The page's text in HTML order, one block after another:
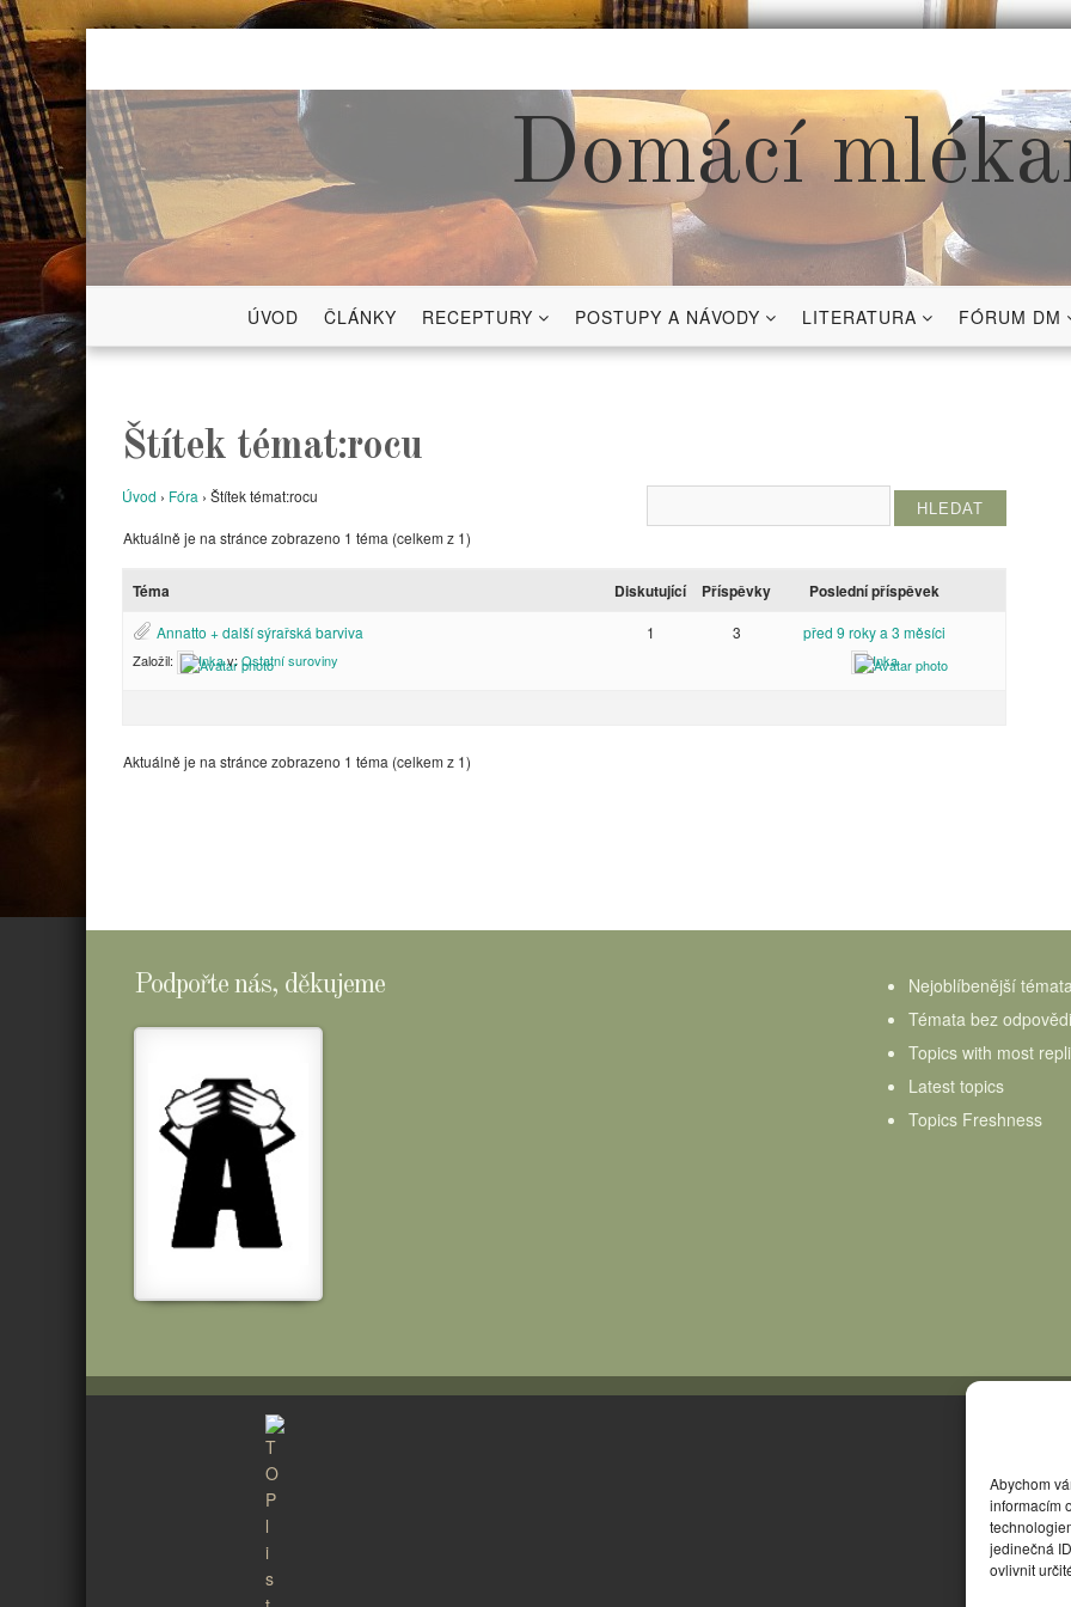
Abychom
informacím
jedinečná
ovlivnit
Skip
content
Domácí
ÚVOD ČLÁNKY RECEPTURY POSTUPY A NÁVODY LITERATURA FÓRUM DM
Štítek témat:rocu
Úvod › Fóra › Štítek témat:rocu
Aktuálně je na stránce zobrazeno 1 téma (celkem z 1)
Téma Diskutující Příspěvky Poslední příspěvek
Annatto + další sýrařská barviva
Založil: Inkav:Ostatní suroviny
1 3 před 9 roky a 3 měsíci
Inka
Aktuálně je na stránce zobrazeno 1 téma (celkem z 1)
Podpořte nás, děkujeme
Nejoblíbenější
Témata bez odpovědi
Topics with most
Latest topics
Topics Freshness